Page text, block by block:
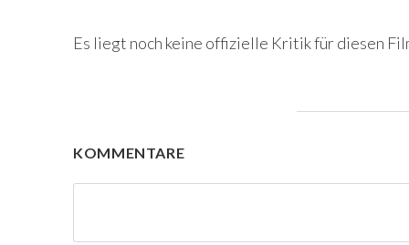
Es liegt noch keine offizielle Kritik für diesen
KOMMENTARE